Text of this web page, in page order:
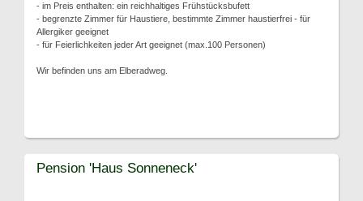
- im Preis enthalten: ein reichhaltiges Frühstücksbufett
- begrenzte Zimmer für Haustiere, bestimmte Zimmer haustierfrei - für
Allergiker geeignet
- für Feierlichkeiten jeder Art geeignet (max.100 Personen)
Wir befinden uns am Elberadweg.
Pension 'Haus Sonneneck'